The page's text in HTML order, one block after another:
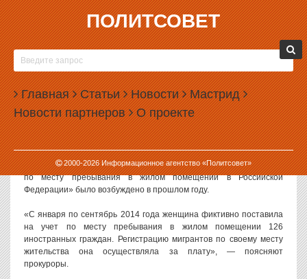
ПОЛИТСОВЕТ
Главная Статьи Новости Мастрид
Новости партнеров О проекте
2000-2026Информационное агентство «Политсовет»
26.02.2015, 10:41
ЕКАТЕРИНБУРЖЕНКА ПРОПИСАЛА У СЕБЯ
126 МИГРАНТОВ
В Екатеринбурге вынесли приговор местной жительнице, которая
прописала в своей квартире 126 мигрантов. Женщину наказали
за это крупным штрафом.
Как сообщает пресс-служба прокуратуры, уголовное дело по
статье «Фиктивная постановка на учет иностранного гражданина
по месту пребывания в жилом помещении в Российской
Федерации» было возбуждено в прошлом году.
«С января по сентябрь 2014 года женщина фиктивно поставила
на учет по месту пребывания в жилом помещении 126
иностранных граждан. Регистрацию мигрантов по своему месту
жительства она осуществляла за плату», — поясняют
прокуроры.